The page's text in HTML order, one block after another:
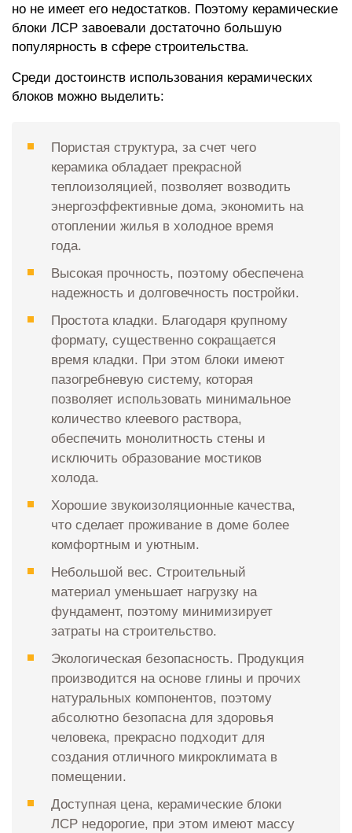
но не имеет его недостатков. Поэтому керамические
блоки ЛСР завоевали достаточно большую
популярность в сфере строительства.
Среди достоинств использования керамических
блоков можно выделить:
Пористая структура, за счет чего
керамика обладает прекрасной
теплоизоляцией, позволяет возводить
энергоэффективные дома, экономить на
отоплении жилья в холодное время
года.
Высокая прочность, поэтому обеспечена
надежность и долговечность постройки.
Простота кладки. Благодаря крупному
формату, существенно сокращается
время кладки. При этом блоки имеют
пазогребневую систему, которая
позволяет использовать минимальное
количество клеевого раствора,
обеспечить монолитность стены и
исключить образование мостиков
холода.
Хорошие звукоизоляционные качества,
что сделает проживание в доме более
комфортным и уютным.
Небольшой вес. Строительный
материал уменьшает нагрузку на
фундамент, поэтому минимизирует
затраты на строительство.
Экологическая безопасность. Продукция
производится на основе глины и прочих
натуральных компонентов, поэтому
абсолютно безопасна для здоровья
человека, прекрасно подходит для
создания отличного микроклимата в
помещении.
Доступная цена, керамические блоки
ЛСР недорогие, при этом имеют массу